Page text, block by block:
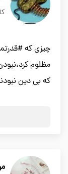
چیزی که
مظلوم
که بی دین